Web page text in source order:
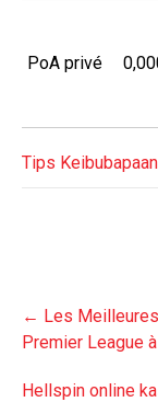
PoA privé
Tips
Post
navigation
← Les
Premier League
Hellspin online